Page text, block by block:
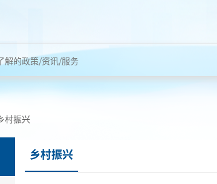
村振兴
乡村振兴